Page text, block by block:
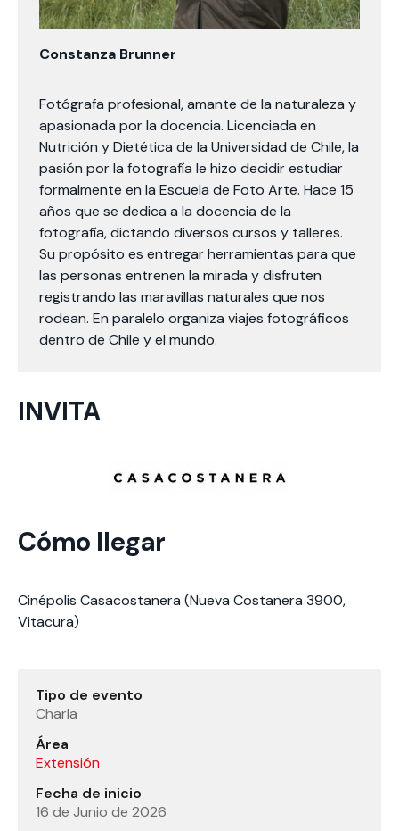
Constanza Brunner
Fotógrafa profesional, amante de la naturaleza y
apasionada por la docencia. Licenciada en
Nutrición y Dietética de la Universidad de Chile, la
pasión por la fotografía le hizo decidir estudiar
formalmente en la Escuela de Foto Arte. Hace 15
años que se dedica a la docencia de la
fotografía, dictando diversos cursos y talleres.
Su propósito es entregar herramientas para que
las personas entrenen la mirada y disfruten
registrando las maravillas naturales que nos
rodean. En paralelo organiza viajes fotográficos
dentro de Chile y el mundo.
INVITA
Cómo llegar
Cinépolis Casacostanera (Nueva Costanera 3900,
Vitacura)
Tipo de evento
Charla
Área
Extensión
Fecha de inicio
16 de Junio de 2026